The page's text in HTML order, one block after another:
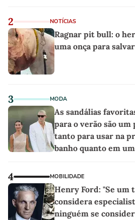
2 NOTÍCIAS
Ragnar pit bull: o
uma onça para
3 MODA
As sandálias
para o verão são
tanto para usar na
banho quanto em
4 MOBILIDADE
Henry Ford: "Se um
considera
ninguém se